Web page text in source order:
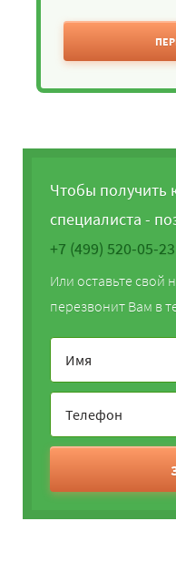
Чтобы получить
специалиста -
+7 (499) 520-05-23
Или оставьте
перезвонит Вам в